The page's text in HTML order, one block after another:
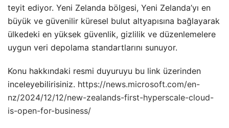
teyit ediyor. Yeni Zelanda bölgesi, Yeni Zelanda’yı en
büyük ve güvenilir küresel bulut altyapısına bağlayarak
ülkedeki en yüksek güvenlik, gizlilik ve düzenlemelere
uygun veri depolama standartlarını sunuyor.
Konu hakkındaki resmi duyuruyu bu link üzerinden
inceleyebilirisiniz. https://news.microsoft.com/en-
nz/2024/12/12/new-zealands-first-hyperscale-cloud-
is-open-for-business/